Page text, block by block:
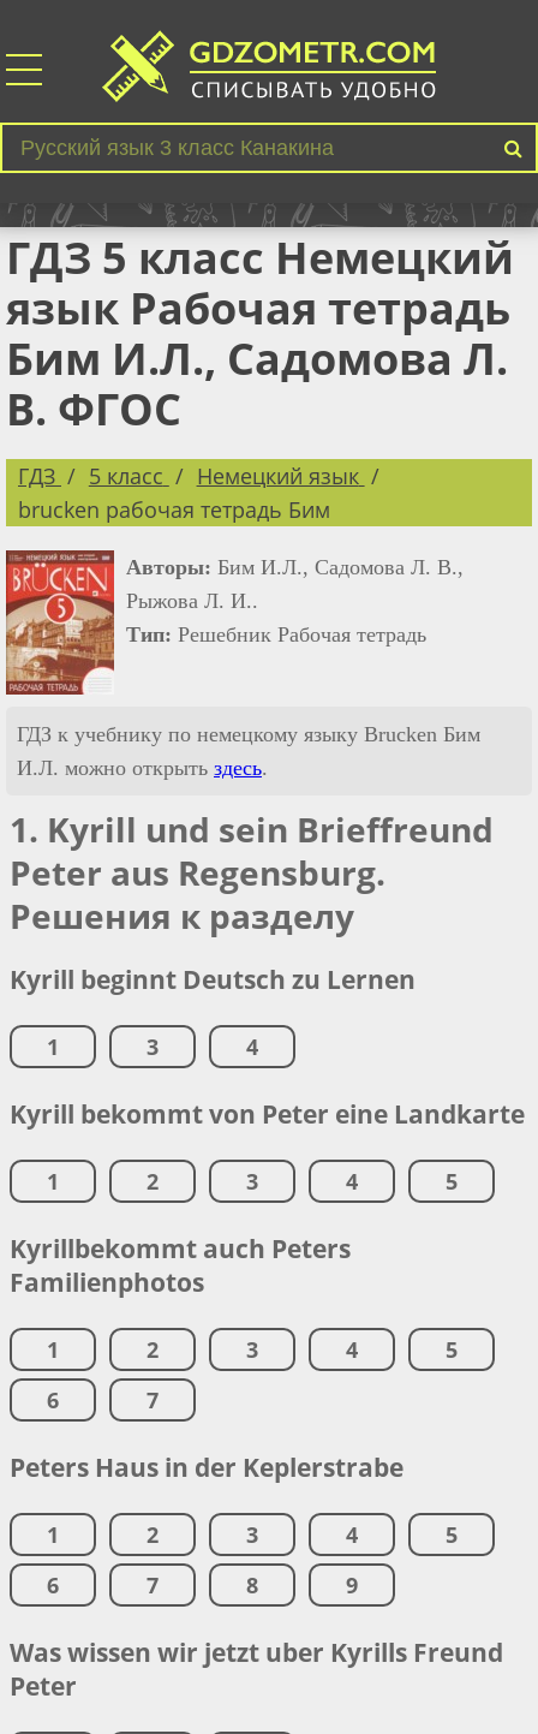
ГДЗ 5 класс Немецкий
язык Рабочая тетрадь
Бим И.Л., Садомова Л.
В. ФГОС
ГДЗ 5 класс
Немецкий язык
brucken рабочая тетрадь Бим
Авторы: Бим И.Л., Садомова Л. В.,
Рыжова Л. И..
Тип: Решебник Рабочая тетрадь
ГДЗ к учебнику по немецкому языку Brucken Бим
И.Л. можно открыть здесь.
1. Kyrill und sein Brieffreund
Peter aus Regensburg.
Решения к разделу
Kyrill beginnt Deutsch zu Lernen
1 3 4
Kyrill bekommt von Peter eine Landkarte
1 2 3 4 5
Kyrillbekommt auch Peters
Familienphotos
1 2 3 4
5
6
7
Peters Haus in der Keplerstrabe
1 2 3 4
5
6
7 8 9
Was wissen wir jetzt uber Kyrills Freund
Peter